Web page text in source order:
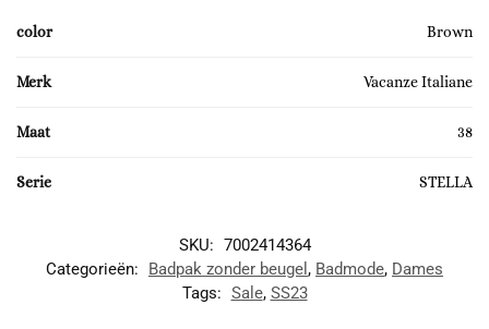
color Brown
Merk Vacanze Italiane
Maat 38
Serie STELLA
SKU: 7002414364
Categorieën:
Badpak zonder beugel , Badmode, Dames
Tags: Sale, SS23